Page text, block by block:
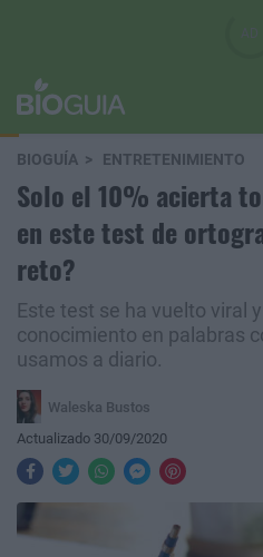
BIOGUÍA ENTRETENIMIENTO
Solo el 10% acierta
en este test de
reto?
Este test se ha vuelto viral
conocimiento en palabras
usamos a diario.
Waleska Bustos
Actualizado 30/09/2020